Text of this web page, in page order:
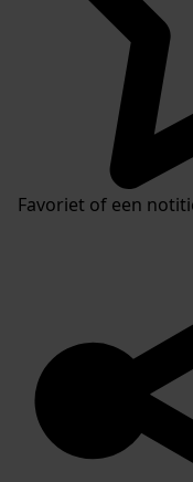
Favoriet of een